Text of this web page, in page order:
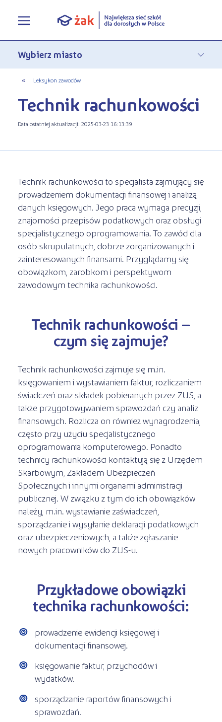
Oferta edukacyjna
Pełna oferta edukacyjna
eLO - obierz kurs na średnie
Liceum ogólnokształcące dla
Szkoły medyczne
Kwalifikacyjne Kursy Zawodowe
Kształcenie jednoroczne
Kursy ONLINE
Kursy stacjonarne
Rekrutacja
Jak się zapisać do Żaka
Rekrutacja on-line
Statuty
Terminy zjazdów
O nas
Nauka online w Żaku
Historia Firmy
Polityka prywatności
Kariera
FAQ
s STREFA SŁUCHACZA
« Leksykon zawodów
Technik rachunkowości
Data ostatniej aktualizacji: 2025-03-23 16:13:39
Technik rachunkowości to specjalista zajmujący się
prowadzeniem dokumentacji finansowej i analizą
danych księgowych. Jego praca wymaga precyzji,
znajomości przepisów podatkowych oraz obsługi
specjalistycznego oprogramowania. To zawód dla
osób skrupulatnych, dobrze zorganizowanych i
zainteresowanych finansami. Przyglądamy się
obowiązkom, zarobkom i perspektywom
zawodowym technika rachunkowości.
Technik rachunkowości –
czym się zajmuje?
Technik rachunkowości zajmuje się m.in.
księgowaniem i wystawianiem faktur, rozliczaniem
świadczeń oraz składek pobieranych przez ZUS, a
także przygotowywaniem sprawozdań czy analiz
finansowych. Rozlicza on również wynagrodzenia,
często przy użyciu specjalistycznego
oprogramowania komputerowego. Ponadto
technicy rachunkowości kontaktują się z Urzędem
Skarbowym, Zakładem Ubezpieczeń
Społecznych i innymi organami administracji
publicznej. W związku z tym do ich obowiązków
należy, m.in. wystawianie zaświadczeń,
sporządzanie i wysyłanie deklaracji podatkowych
oraz ubezpieczeniowych, a także zgłaszanie
nowych pracowników do ZUS-u.
Przykładowe obowiązki
technika rachunkowości:
prowadzenie ewidencji księgowej i
dokumentacji finansowej.
księgowanie faktur, przychodów i
wydatków.
sporządzanie raportów finansowych i
sprawozdań.